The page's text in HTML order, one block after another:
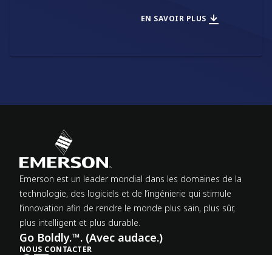
EN SAVOIR PLUS
Emerson est un leader mondial dans les domaines de la
technologie, des logiciels et de l’ingénierie qui stimule
l’innovation afin de rendre le monde plus sain, plus sûr,
plus intelligent et plus durable.
Go Boldly.™. (Avec audace.)
NOUS CONTACTER